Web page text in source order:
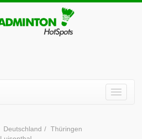
Deutschland
Thüringen